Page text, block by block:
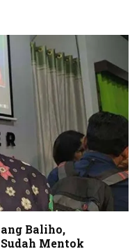
Baliho,
Mentok